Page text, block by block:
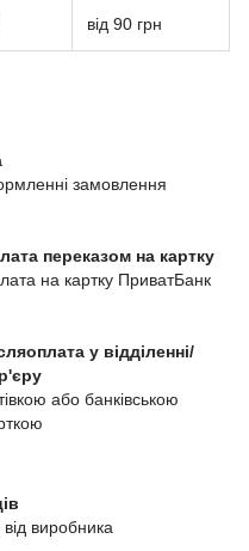
від 90 грн
замовлення
переказом на картку
на картку ПриватБанк
у відділенні/
або банківською
від виробника